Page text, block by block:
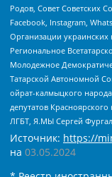
Родов, Совет Советских
Facebook, Instagram,
Организации украинских
Региональное
Молодежное
Татарской Автономной
ойрат-калмыцкого
депутатов
ЛГБТ, Я.МЫ Сергей Фургал
Источник: https://
на 03.05.2024